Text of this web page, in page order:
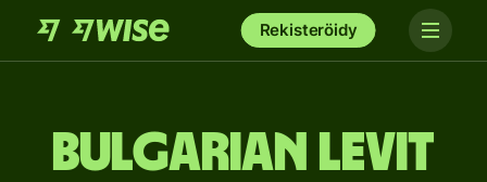
Rekisteröidy
Bulgarian levit